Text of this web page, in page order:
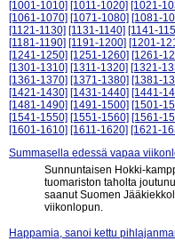
[1001-1010] [1011-1020] [1021-
[1061-1070] [1071-1080] [1081-
[1121-1130] [1131-1140] [1141-
[1181-1190] [1191-1200] [1201-
[1241-1250] [1251-1260] [1261-
[1301-1310] [1311-1320] [1321-
[1361-1370] [1371-1380] [1381-
[1421-1430] [1431-1440] [1441-
[1481-1490] [1491-1500] [1501-
[1541-1550] [1551-1560] [1561-
[1601-1610] [1611-1620] [1621-
Summasella edessä vapaa
Sunnuntaisen Hokki-
tuomariston taholta
saanut Suomen
viikonlopun.
Happamia, sanoi kettu